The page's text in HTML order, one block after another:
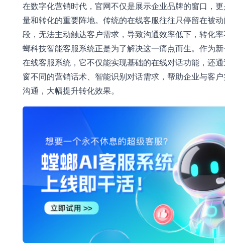
在数字化营销时代，官网不仅是展示企业品牌的窗口，
量和转化的重要阵地。传统的在线客服往往只停留在被
段，无法主动触达客户需求，导致沟通效率低下，转化
螂科技智能客服系统正是为了解决这一痛点而生。作为
在线客服系统，它不仅能实现基础的在线对话功能，还
窗不同的营销话术、智能识别对话需求，帮助企业与客
沟通，大幅提升转化效果。